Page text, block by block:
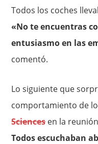
Todos los coches
«No te encuentras
entusiasmo en las
comentó.
Lo siguiente que
comportamiento de
Sciences en la
Todos escuchaban